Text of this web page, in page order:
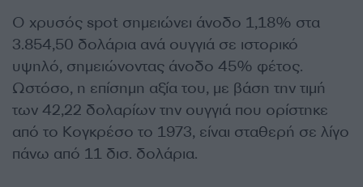
Ο χρυσός spot σημειώνει άνοδο 1,18% στα
3.854,50 δολάρια ανά ουγγιά σε ιστορικό
υψηλό, σημειώνοντας άνοδο 45% φέτος.
Ωστόσο, η επίσημη αξία του, με βάση την τιμή
των 42,22 δολαρίων την ουγγιά που ορίστηκε
από το Κογκρέσο το 1973, είναι σταθερή σε λίγο
πάνω από 11 δισ. δολάρια.